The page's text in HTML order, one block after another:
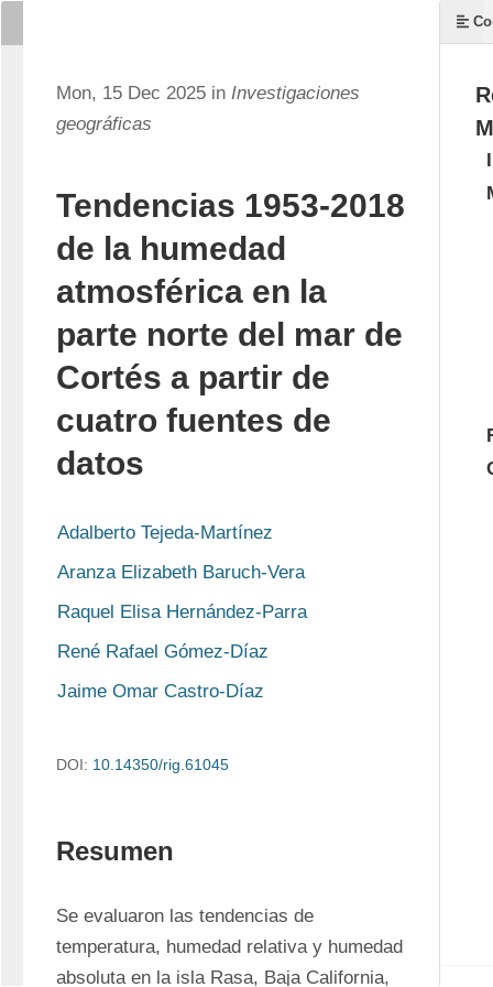
Mon, 15 Dec 2025 in Investigaciones
geográficas
Tendencias 1953-2018
de la humedad
atmosférica en la
parte norte del mar de
Cortés a partir de
cuatro fuentes de
datos
Adalberto Tejeda-Martínez
Aranza Elizabeth Baruch-Vera
Raquel Elisa Hernández-Parra
René Rafael Gómez-Díaz
Jaime Omar Castro-Díaz
DOI: 10.14350/rig.61045
Resumen
Se evaluaron las tendencias de
temperatura, humedad relativa y humedad
absoluta en la isla Rasa, Baja California,